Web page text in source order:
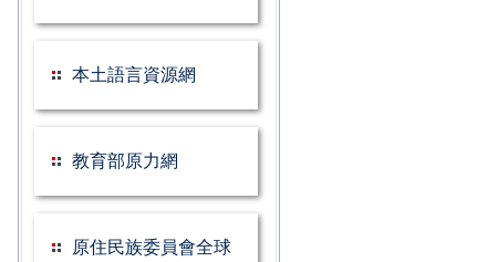
本土語言資源網
教育部原力網
原住民族委員會全球